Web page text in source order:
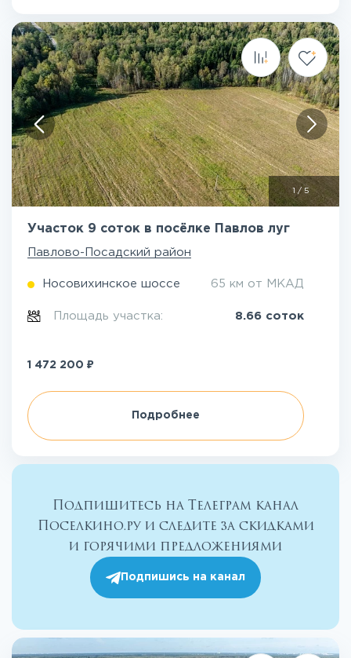
/ 5
Участок 9 соток в посёлке Павлов луг
Павлово-Посадский район
Носовихинское шоссе 65 км от МКАД
Площадь участка: 8.66 соток
1 472 200 ₽
Подробнее
Подпишитесь на Телеграм канал
Поселкино.ру и следите за скидками
и горячими предложениями
Подпишись на канал